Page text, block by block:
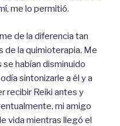
me lo permitió.
de la diferencia tan
de la quimioterapia. Me
habían disminuido
sintonizarle a él y a
recibir Reiki antes y
mi amigo
vida mientras llegó el